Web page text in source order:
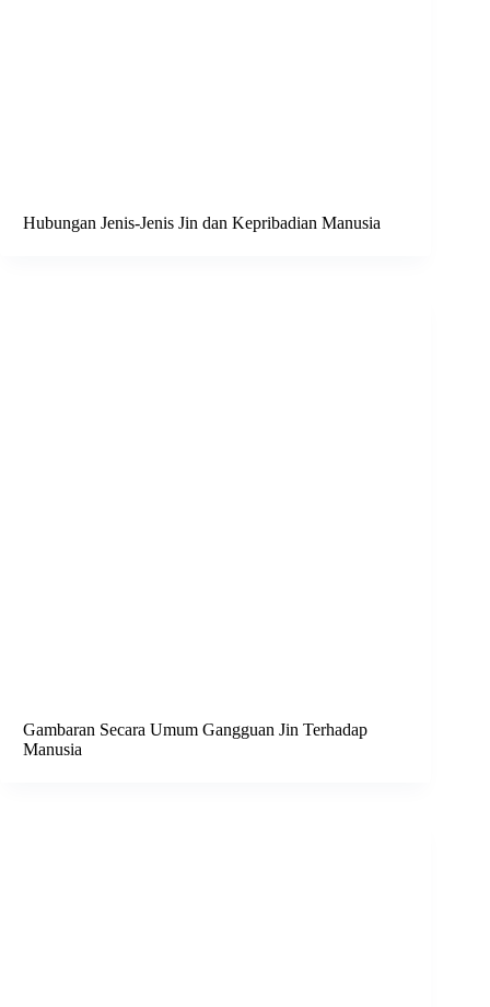
Hubungan Jenis-Jenis Jin dan Kepribadian Manusia
Gambaran Secara Umum Gangguan Jin Terhadap
Manusia